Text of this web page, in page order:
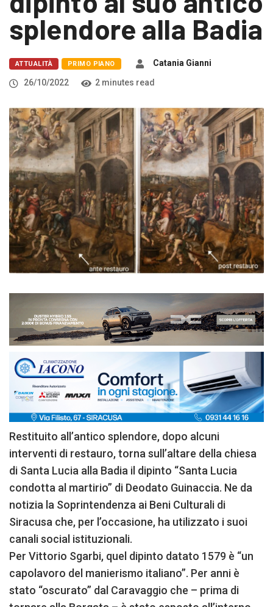
splendore alla Badia
ATTUALITÀ PRIMO PIANO
Catania Gianni
26/10/2022
2 minutes read
Restituito all’antico splendore, dopo alcuni
interventi di restauro, torna sull’altare della chiesa
di Santa Lucia alla Badia il dipinto “Santa Lucia
condotta al martirio” di Deodato Guinaccia. Ne da
notizia la Soprintendenza ai Beni Culturali di
Siracusa che, per l’occasione, ha utilizzato i suoi
canali social istituzionali.
Per Vittorio Sgarbi, quel dipinto datato 1579 è “un
capolavoro del manierismo italiano”. Per anni è
stato “oscurato” dal Caravaggio che – prima di